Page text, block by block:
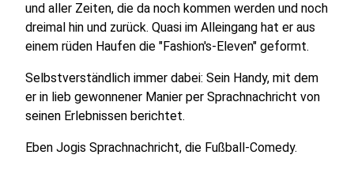
und aller Zeiten, die da noch kommen werden und noch
dreimal hin und zurück. Quasi im Alleingang hat er aus
einem rüden Haufen die "Fashion's-Eleven" geformt.
Selbstverständlich immer dabei: Sein Handy, mit dem
er in lieb gewonnener Manier per Sprachnachricht von
seinen Erlebnissen berichtet.
Eben Jogis Sprachnachricht, die Fußball-Comedy.